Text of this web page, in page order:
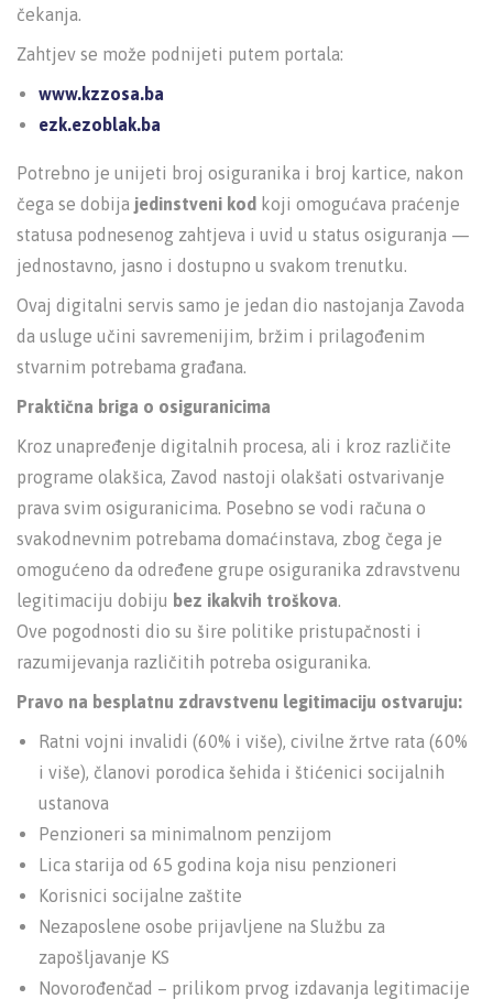
čekanja.
Zahtjev se može podnijeti putem portala:
www.kzzosa.ba
ezk.ezoblak.ba
Potrebno je unijeti broj osiguranika i broj kartice, nakon
čega se dobija jedinstveni kod koji omogućava praćenje
statusa podnesenog zahtjeva i uvid u status osiguranja —
jednostavno, jasno i dostupno u svakom trenutku.
Ovaj digitalni servis samo je jedan dio nastojanja Zavoda
da usluge učini savremenijim, bržim i prilagođenim
stvarnim potrebama građana.
Praktična briga o osiguranicima
Kroz unapređenje digitalnih procesa, ali i kroz različite
programe olakšica, Zavod nastoji olakšati ostvarivanje
prava svim osiguranicima. Posebno se vodi računa o
svakodnevnim potrebama domaćinstava, zbog čega je
omogućeno da određene grupe osiguranika zdravstvenu
legitimaciju dobiju bez ikakvih troškova.
Ove pogodnosti dio su šire politike pristupačnosti i
razumijevanja različitih potreba osiguranika.
Pravo na besplatnu zdravstvenu legitimaciju ostvaruju:
Ratni vojni invalidi (60% i više), civilne žrtve rata (60%
i više), članovi porodica šehida i štićenici socijalnih
ustanova
Penzioneri sa minimalnom penzijom
Lica starija od 65 godina koja nisu penzioneri
Korisnici socijalne zaštite
Nezaposlene osobe prijavljene na Službu za
zapošljavanje KS
Novorođenčad – prilikom prvog izdavanja legitimacije